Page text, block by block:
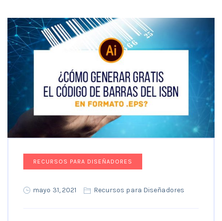
RECURSOS PARA DISEÑADORES
mayo 31, 2021 Recursos para Diseñadores